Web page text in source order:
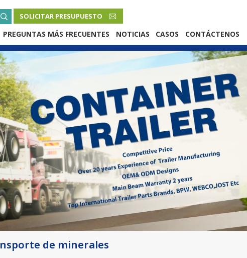
SOLICITAR PRESUPUESTO
Русский язык
Español
Português
Malay
ภาษา
بالعربية
Deutsch
PREGUNTAS MÁS FRECUENTES NOTICIAS CASOS CONTÁCTENOS
de minerales